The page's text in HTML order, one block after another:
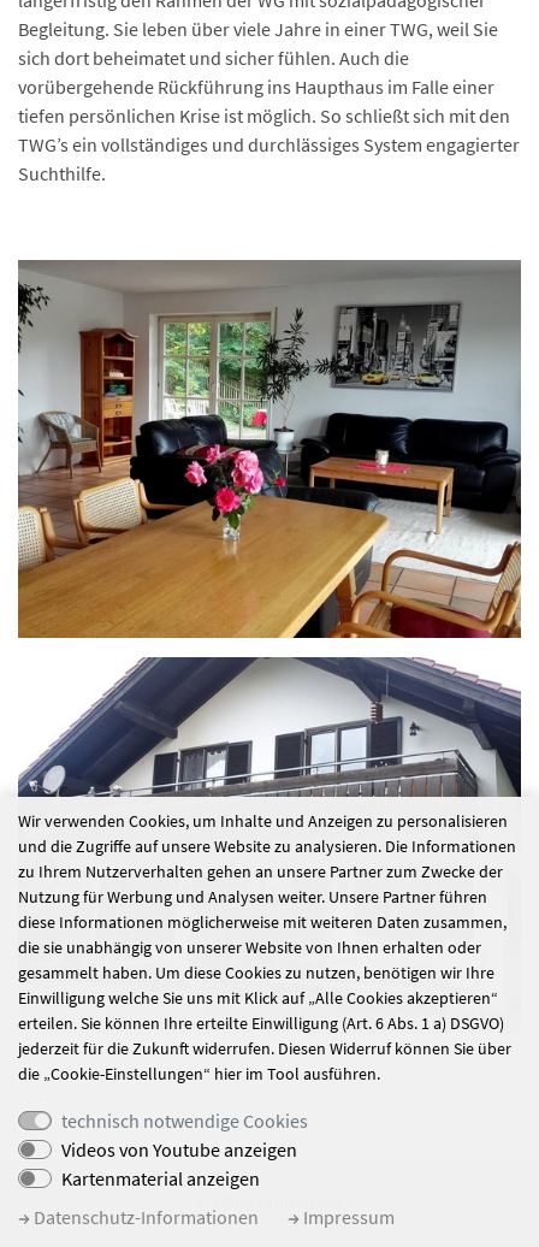
Begleitung. Sie leben über viele Jahre in einer TWG, weil Sie
sich dort beheimatet und sicher fühlen. Auch die
vorübergehende Rückführung ins Haupthaus im Falle einer
tiefen persönlichen Krise ist möglich. So schließt sich mit den
TWG’s ein vollständiges und durchlässiges System engagierter
Suchthilfe.
Wir verwenden Cookies, um Inhalte und Anzeigen zu personalisieren
und die Zugriffe auf unsere Website zu analysieren. Die Informationen
zu Ihrem Nutzerverhalten gehen an unsere Partner zum Zwecke der
Nutzung für Werbung und Analysen weiter. Unsere Partner führen
diese Informationen möglicherweise mit weiteren Daten zusammen,
die sie unabhängig von unserer Website von Ihnen erhalten oder
gesammelt haben. Um diese Cookies zu nutzen, benötigen wir Ihre
Einwilligung welche Sie uns mit Klick auf „Alle Cookies akzeptieren“
erteilen. Sie können Ihre erteilte Einwilligung (Art. 6 Abs. 1 a) DSGVO)
jederzeit für die Zukunft widerrufen. Diesen Widerruf können Sie über
die „Cookie-Einstellungen“ hier im Tool ausführen.
technisch notwendige Cookies
Videos von Youtube anzeigen
Kartenmaterial anzeigen
Datenschutz-Informationen
Impressum